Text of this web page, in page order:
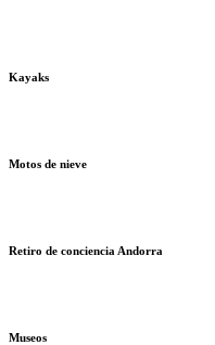
Kayaks
Motos de nieve
Retiro de conciencia Andorra
Museos